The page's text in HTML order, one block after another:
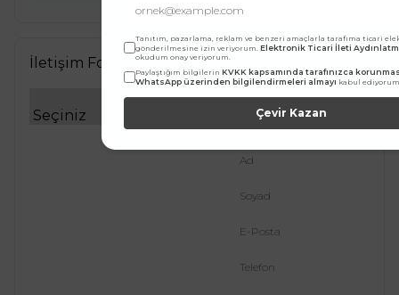
İletişim Formu
Departman Seçiniz
Ad
Soyad
E-Posta
Telefon
Tanıtım, pazarlama, reklam ve benzeri amaçlarla tarafıma ticari
gönderilmesine izin veriyorum.Elektronik Ticari İleti
okudum onay veriyorum.
Paylaştığım bilgilerinKVKK kapsamında tarafınızca
WhatsApp üzerinden bilgilendirmeleri almayı kabul
Çevir Kazan